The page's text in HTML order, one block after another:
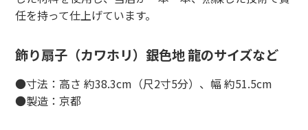
任を持って仕上げています。
飾り扇子（カワホリ）銀色地 龍のサイズなど
●寸法：高さ 約38.3cm（尺2寸5分）、幅 約51.5cm
●製造：京都